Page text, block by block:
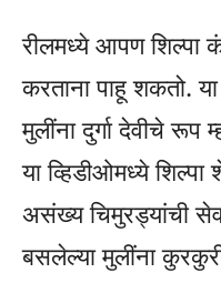
रीलमध्ये आपण शिल्पा
करताना पाहू शकतो.
मुलींना दुर्गा देवीचे
या व्हिडीओमध्ये शिल्पा
असंख्य चिमुरड्यांची
बसलेल्या मुलींना